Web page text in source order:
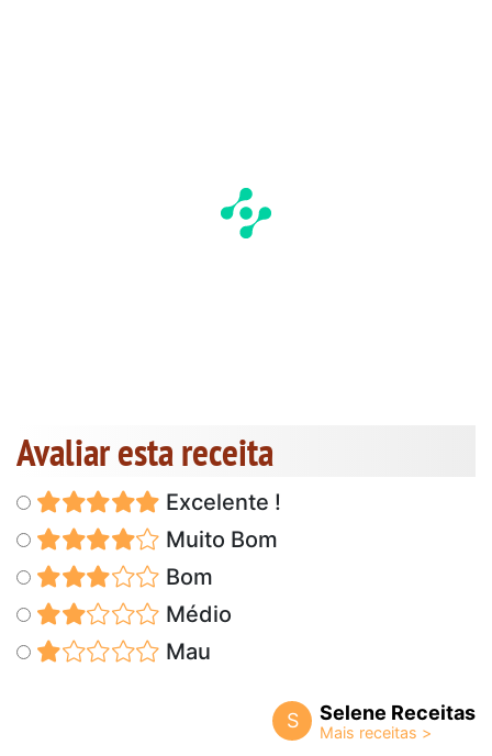
Avaliar esta receita
Excelente !
Muito Bom
Bom
Médio
Mau
S Selene Receitas